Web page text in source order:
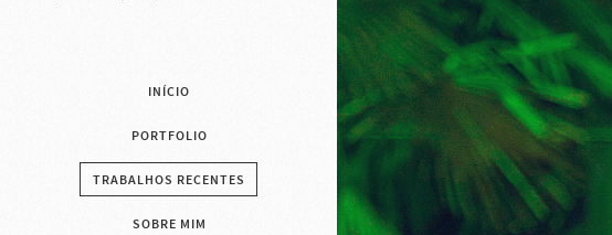
INÍCIO
PORTFOLIO
TRABALHOS RECENTES
SOBRE MIM